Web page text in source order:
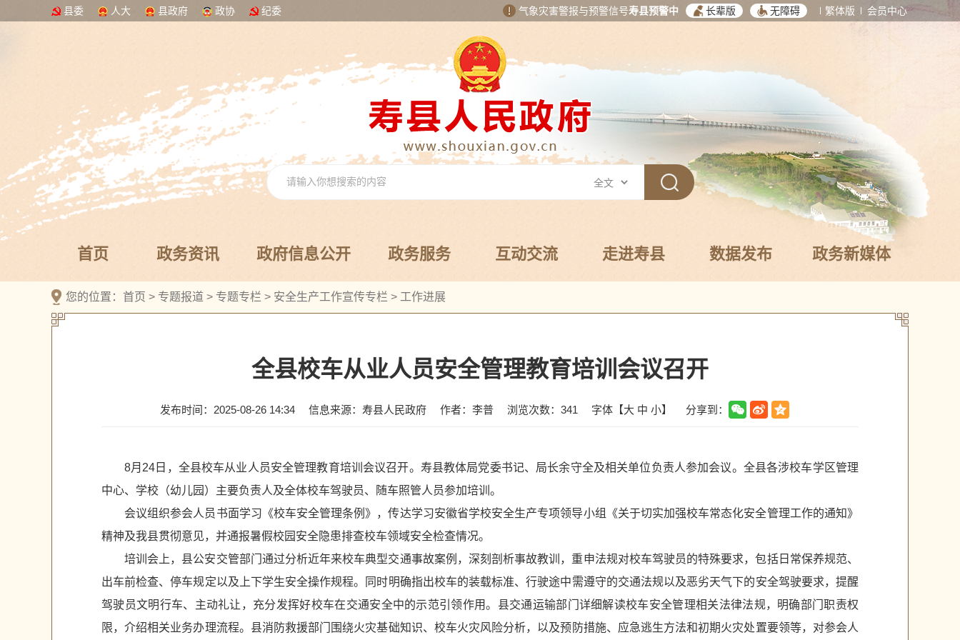
县委 人大 县政府 政协 纪委 气象灾害警报与预警信号寿县预警中 长辈版 无障碍 繁体版 会员中心
首页 政务资讯 政府信息公开 政务服务 互动交流 走进寿县 数据发布 政务新媒体
您的位置： 首页 > 专题报道 > 专题专栏 > 安全生产工作宣传专栏 > 工作进展
全县校车从业人员安全管理教育培训会议召开
发布时间：2025-08-26 14:34 信息来源：寿县人民政府 作者：李普 浏览次数： 341 字体【大 中 小】 分享到：
8月24日，全县校车从业人员安全管理教育培训会议召开。寿县教体局党委书记、局长余守全及相关单位负责人参加会议。全县各涉校车学区管理
中心、学校（幼儿园）主要负责人及全体校车驾驶员、随车照管人员参加培训。
会议组织参会人员书面学习《校车安全管理条例》，传达学习安徽省学校安全生产专项领导小组《关于切实加强校车常态化安全管理工作的通知》
精神及我县贯彻意见，并通报暑假校园安全隐患排查校车领域安全检查情况。
培训会上，县公安交管部门通过分析近年来校车典型交通事故案例，深刻剖析事故教训，重申法规对校车驾驶员的特殊要求，包括日常保养规范、
出车前检查、停车规定以及上下学生安全操作规程。同时明确指出校车的装载标准、行驶途中需遵守的交通法规以及恶劣天气下的安全驾驶要求，提醒
驾驶员文明行车、主动礼让，充分发挥好校车在交通安全中的示范引领作用。县交通运输部门详细解读校车安全管理相关法律法规，明确部门职责权
限，介绍相关业务办理流程。县消防救援部门围绕火灾基础知识、校车火灾风险分析，以及预防措施、应急逃生方法和初期火灾处置要领等，对参会人